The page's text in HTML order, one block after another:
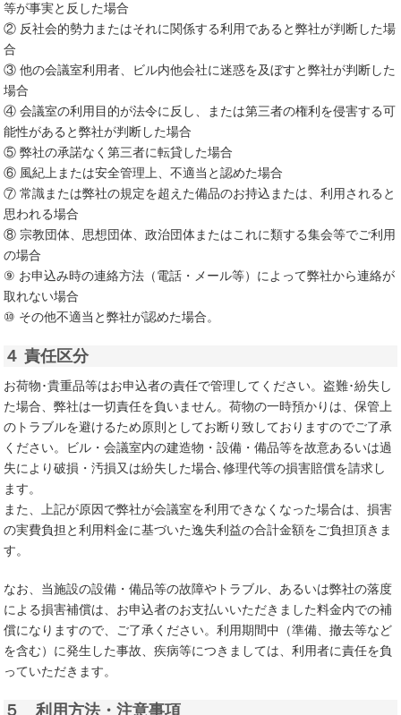
等が事実と反した場合
② 反社会的勢力またはそれに関係する利用であると弊社が判断した場
合
③ 他の会議室利用者、ビル内他会社に迷惑を及ぼすと弊社が判断した
場合
④ 会議室の利用目的が法令に反し、または第三者の権利を侵害する可
能性があると弊社が判断した場合
⑤ 弊社の承諾なく第三者に転貸した場合
⑥ 風紀上または安全管理上、不適当と認めた場合
⑦ 常識または弊社の規定を超えた備品のお持込または、利用されると
思われる場合
⑧ 宗教団体、思想団体、政治団体またはこれに類する集会等でご利用
の場合
⑨ お申込み時の連絡方法（電話・メール等）によって弊社から連絡が
取れない場合
⑩ その他不適当と弊社が認めた場合。
４ 責任区分
お荷物･貴重品等はお申込者の責任で管理してください。盗難･紛失し
た場合、弊社は一切責任を負いません。荷物の一時預かりは、保管上
のトラブルを避けるため原則としてお断り致しておりますのでご了承
ください。ビル・会議室内の建造物・設備・備品等を故意あるいは過
失により破損・汚損又は紛失した場合､修理代等の損害賠償を請求し
ます。
また、上記が原因で弊社が会議室を利用できなくなった場合は、損害
の実費負担と利用料金に基づいた逸失利益の合計金額をご負担頂きま
す。
なお、当施設の設備・備品等の故障やトラブル、あるいは弊社の落度
による損害補償は、お申込者のお支払いいただきました料金内での補
償になりますので、ご了承ください。利用期間中（準備、撤去等など
を含む）に発生した事故、疾病等につきましては、利用者に責任を負
っていただきます。
５ 利用方法・注意事項